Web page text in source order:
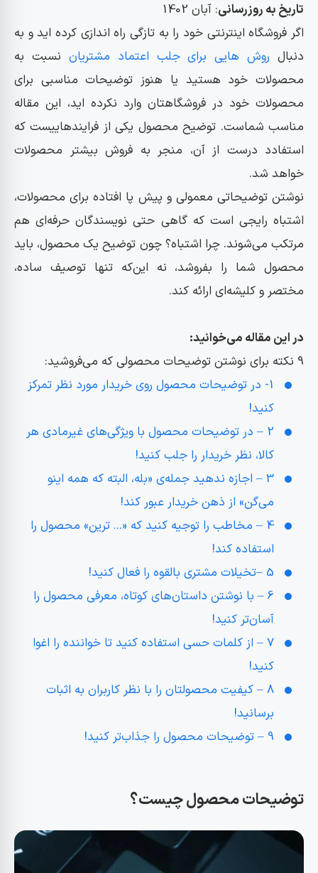
تاریخ به روزرسانی: آبان 1402
اگر فروشگاه اینترنتی خود را به تازگی راه اندازی کرده اید و به
دنبال روش هایی برای جلب اعتماد مشتریان نسبت به
محصولات خود هستید یا هنوز توضیحات مناسبی برای
محصولات خود در فروشگاهتان وارد نکرده اید، این مقاله
مناسب شماست. توضیح محصول یکی از فرایندهاییست که
استفادد درست از آن، منجر به فروش بیشتر محصولات
خواهد شد.
نوشتن توضیحاتی معمولی و پیش پا افتاده برای محصولات،
اشتباه رایجی است که گاهی حتی نویسندگان حرفه‌ای هم
مرتکب می‌شوند. چرا اشتباه؟ چون توضیح یک محصول، باید
محصول شما را بفروشد، نه این‌که تنها توصیف ساده،
مختصر و کلیشه‌ای ارائه کند.
در این مقاله می‌خوانید:
9 نکته برای نوشتن توضیحات محصولی که می‌فروشید:
1- ​در توضیحات محصول روی خریدار مورد نظر تمرکز
کنید!
2 – در توضیحات محصول با ویژگی‌های غیرمادی هر
کالا، نظر خریدار را جلب کنید!
3 – اجازه ندهید جمله‌ی «بله، البته که همه اینو
می‌گن» از ذهن خریدار عبور کند!
4 – مخاطب را توجیه کنید که «... ترین» محصول را
استفاده کند!
5 –تخیلات مشتری بالقوه را فعال کنید!
6 – با نوشتن داستان‌های کوتاه، معرفی محصول را
آسان‌تر کنید!
7 – از کلمات حسی استفاده کنید تا خواننده را اغوا
کنید!
8 – کیفیت محصولتان را با نظر کاربران به اثبات
برسانید!
9 – توضیحات محصول را جذاب‌تر کنید!
توضیحات محصول چیست؟